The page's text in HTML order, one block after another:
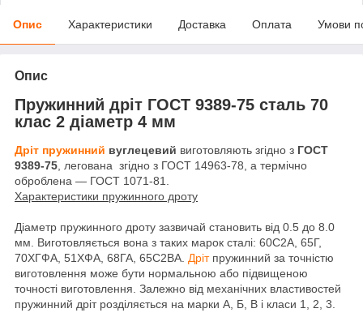
Опис Характеристики Доставка Оплата Умови
Опис
Пружинний дріт ГОСТ 9389-75 сталь 70
клас 2 діаметр 4 мм
Дріт пружинний вуглецевий виготовляють згідно з ГОСТ
9389-75, легована згідно з ГОСТ 14963-78, а термічно
оброблена — ГОСТ 1071-81.
Характеристики пружинного дроту
Діаметр пружинного дроту зазвичай становить від 0.5 до 8.0
мм. Виготовляється вона з таких марок сталі: 60С2А, 65Г,
70ХГФА, 51ХФА, 68ГА, 65С2ВА. Дрітпружинний за точністю
виготовлення може бути нормальною або підвищеною
точності виготовлення. Залежно від механічних властивостей
пружинний дріт розділяється на марки А, Б, В і класи 1, 2, 3.